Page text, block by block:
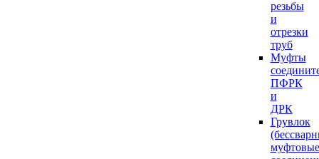
резьбы
и
отрезки
труб
Муфты
ПФРК
и
ДРК
Грувлок
муфтовые